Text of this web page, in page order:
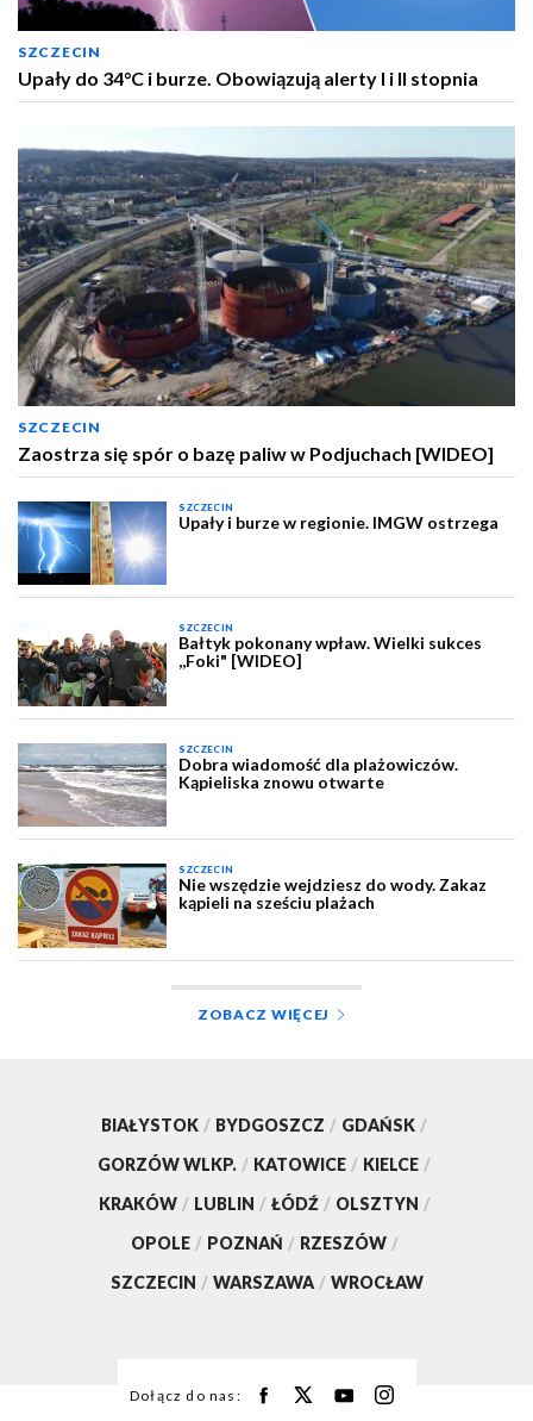
SZCZECIN
Upały do 34°C i burze. Obowiązują alerty I i II stopnia
SZCZECIN
Zaostrza się spór o bazę paliw w Podjuchach [WIDEO]
SZCZECIN
Upały i burze w regionie. IMGW ostrzega
SZCZECIN
Bałtyk pokonany wpław. Wielki sukces
,,Foki" [WIDEO]
SZCZECIN
Dobra wiadomość dla plażowiczów.
Kąpieliska znowu otwarte
SZCZECIN
Nie wszędzie wejdziesz do wody. Zakaz
kąpieli na sześciu plażach
ZOBACZ WIĘCEJ
BIAŁYSTOK / BYDGOSZCZ / GDAŃSK /
GORZÓW WLKP. / KATOWICE / KIELCE /
KRAKÓW / LUBLIN / ŁÓDŹ / OLSZTYN /
OPOLE / POZNAŃ / RZESZÓW /
SZCZECIN / WARSZAWA / WROCŁAW
Dołącz do nas: